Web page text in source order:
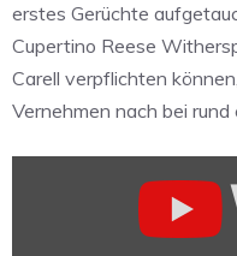
erstes Gerüchte
Cupertino Reese
Carell verpflichten
Vernehmen nach bei rund